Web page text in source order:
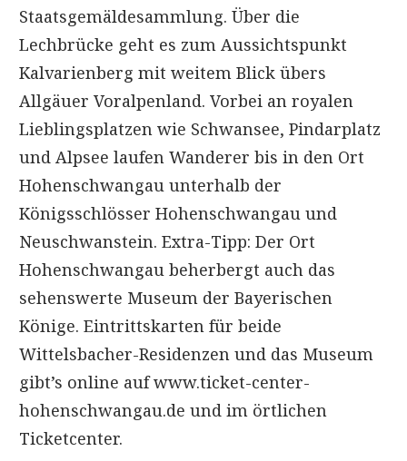
Staatsgemäldesammlung. Über die
Lechbrücke geht es zum Aussichtspunkt
Kalvarienberg mit weitem Blick übers
Allgäuer Voralpenland. Vorbei an royalen
Lieblingsplatzen wie Schwansee, Pindarplatz
und Alpsee laufen Wanderer bis in den Ort
Hohenschwangau unterhalb der
Königsschlösser Hohenschwangau und
Neuschwanstein. Extra-Tipp: Der Ort
Hohenschwangau beherbergt auch das
sehenswerte Museum der Bayerischen
Könige. Eintrittskarten für beide
Wittelsbacher-Residenzen und das Museum
gibt’s online auf www.ticket-center-
hohenschwangau.de und im örtlichen
Ticketcenter.